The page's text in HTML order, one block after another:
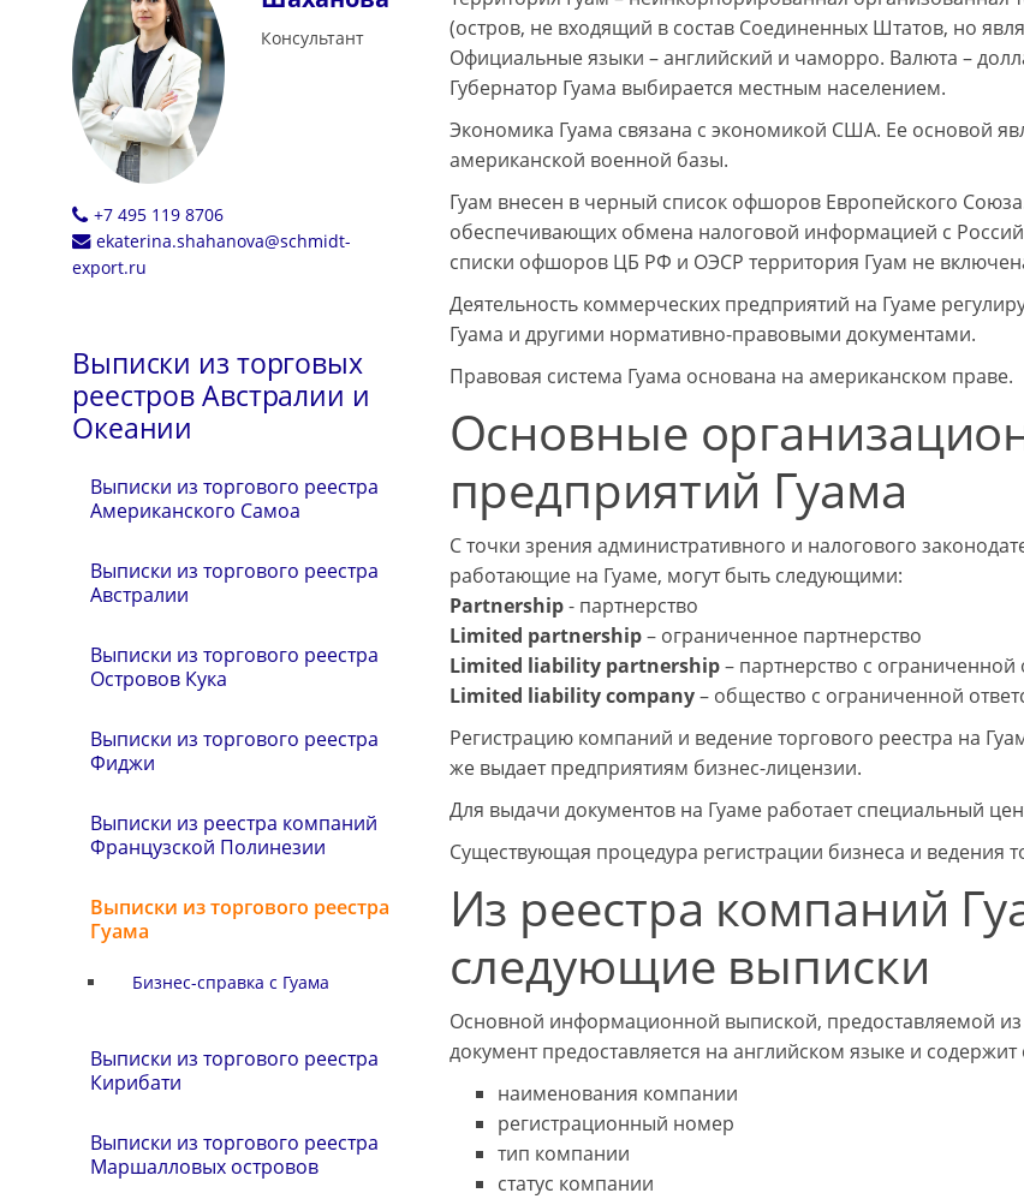
Консультант
+7 495 119 8706
ekaterina.shahanova@schmidt-
export.ru
Выписки из торговых
реестров Австралии и
Океании
Выписки из торгового реестра
Американского Самоа
Выписки из торгового реестра
Австралии
Выписки из торгового реестра
Островов Кука
Выписки из торгового реестра
Фиджи
Выписки из реестра компаний
Французской Полинезии
Выписки из торгового реестра
Гуама
Бизнес-справка с Гуама
Выписки из торгового реестра
Кирибати
Выписки из торгового реестра
Маршалловых островов
(остров, не входящий в состав Соединенных Штатов, но
Официальные языки – английский и чаморро. Валюта –
Губернатор Гуама выбирается местным населением.
Экономика Гуама связана с экономикой США. Ее основой
американской военной базы.
Гуам внесен в черный список офшоров Европейского
обеспечивающих обмена налоговой информацией с
списки офшоров ЦБ РФ и ОЭСР территория Гуам не
Деятельность коммерческих предприятий на Гуаме
Гуама и другими нормативно-правовыми документами.
Правовая система Гуама основана на американском праве.
Основные
предприятий Гуама
С точки зрения административного и налогового
работающие на Гуаме, могут быть следующими:
Partnership- партнерство
Limited partnership– ограниченное партнерство
Limited liability partnership– партнерство с ограниченной
Limited liability company– общество с ограниченной
Регистрацию компаний и ведение торгового реестра на
же выдает предприятиям бизнес-лицензии.
Для выдачи документов на Гуаме работает специальный
Существующая процедура регистрации бизнеса и ведения
Из реестра компаний
следующие выписки
Основной информационной выпиской, предоставляемой из
документ предоставляется на английском языке и
наименования компании
регистрационный номер
тип компании
статус компании